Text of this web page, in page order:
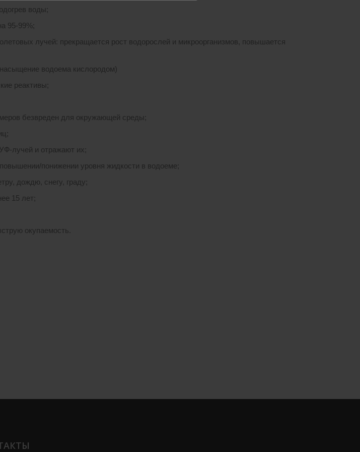
воды;
95-99%;
лучей: прекращается рост водорослей и микроорганизмов, повышается
водоема кислородом)
реактивы;
безвреден для окружающей среды;
лучей и отражают их;
понижении уровня жидкости в водоеме;
дождю, снегу, граду;
15 лет;
окупаемость.